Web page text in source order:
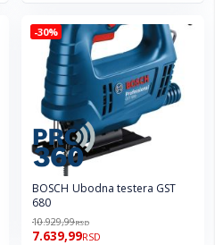
-30%
BOSCH Ubodna testera GST
680
10.929,99RSD
7.639,99RSD